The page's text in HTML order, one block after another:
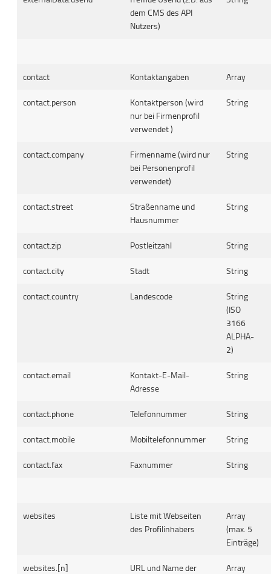
dem CMS des API
Nutzers)
contact Kontaktangaben Array
contact.person
Kontaktperson (wird
nur bei Firmenprofil
verwendet )
String
contact.company
Firmenname (wird nur
bei Personenprofil
verwendet)
String
contact.street
Straßenname und
Hausnummer
String
contact.zip Postleitzahl String
contact.city Stadt String
contact.country Landescode
String
(ISO
3166
ALPHA-
2)
contact.email
Kontakt-E-Mail-
Adresse
String
contact.phone Telefonnummer String
contact.mobile Mobiltelefonnummer String
contact.fax Faxnummer String
websites
Liste mit Webseiten
des Profilinhabers
Array
(max. 5
Einträge)
websites.[n]
URL und Name der
Array